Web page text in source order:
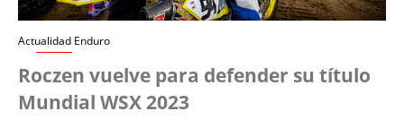
Actualidad Enduro
Roczen vuelve para defender su título
Mundial WSX 2023